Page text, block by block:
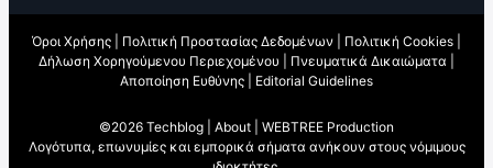
Όροι Χρήσης Πολιτική Προστασίας Δεδομένων Πολιτική Cookies
Δήλωση Χορηγούμενου Περιεχομένου
Πνευματικά Δικαιώματα
Αποποίηση Ευθύνης
Editorial Guidelines
©2026 Techblog | About
WEBTREE Production
Λογότυπα, επωνυμίες και εμπορικά σήματα ανήκουν στους νόμιμους